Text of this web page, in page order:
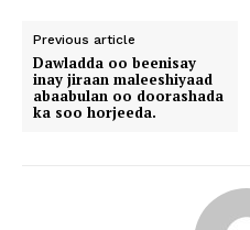
Previous article
Dawladda oo beenisay
inay jiraan maleeshiyaad
abaabulan oo doorashada
ka soo horjeeda.